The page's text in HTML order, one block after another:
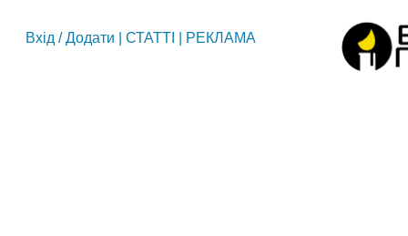
Вхід /Додати СТАТТІ РЕКЛАМА